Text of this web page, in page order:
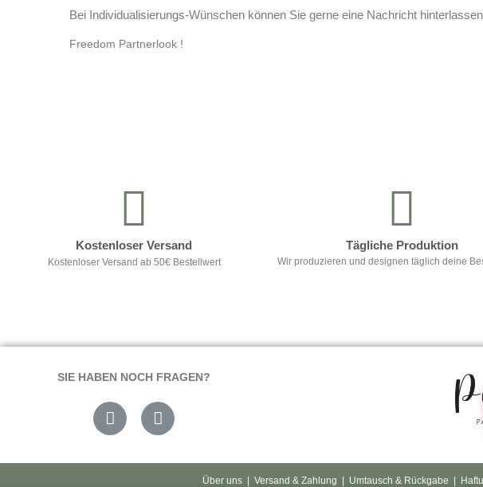
Bei Individualisierungs-Wünschen können Sie gerne eine Nachricht
Freedom Partnerlook !
Kostenloser Versand
Kostenloser Versand ab 50€ Bestellwert
Tägliche Produktion
Wir produzieren und designen täglich deine
SIE HABEN NOCH FRAGEN?
Über uns| Versand & Zahlung Umtausch & Rückgabe